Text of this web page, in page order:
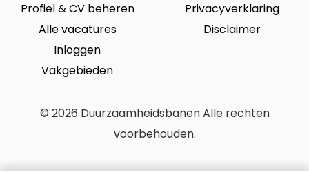
Profiel & CV beheren
Alle vacatures
Inloggen
Vakgebieden
Privacyverklaring
Disclaimer
© 2026 Duurzaamheidsbanen Alle rechten
voorbehouden.